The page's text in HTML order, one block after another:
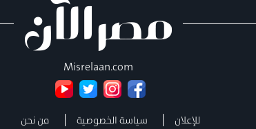
Misrelaan.com
للإعلان سياسة الخصوصية من نحن